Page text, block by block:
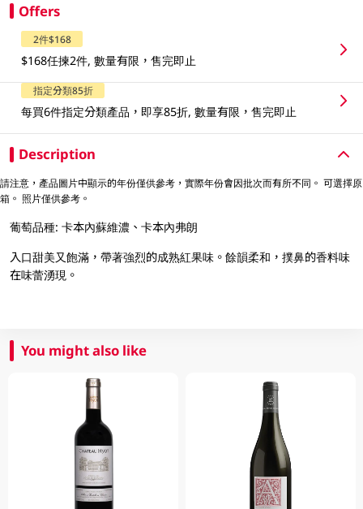
Offers
2件$168
$168任揀2件, 數量有限，售完即止
指定分類85折
每買6件指定分類產品，即享85折, 數量有限，售完即止
Description
請注意，產品圖片中顯示的年份僅供參考，實際年份會因批次而有所不同。 可選擇原
箱。 照片僅供參考。
葡萄品種: 卡本內蘇維濃、卡本內弗朗
入口甜美又飽滿，帶著強烈的成熟紅果味。餘韻柔和，撲鼻的香料味
在味蕾湧現。
You might also like